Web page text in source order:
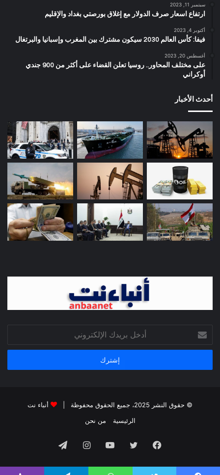
سبتمبر 11, 2023
ارتفاع اسعار صرف الدولار مع إغلاق بورصتي بغداد والإقليم
أكتوبر 4, 2023
فيفا: كأس العالم 2030 سيكون مشترك بين المغرب وإسبانيا والبرتغال
أغسطس 20, 2023
على مختلف المحاور.. روسيا تعلن القضاء على أكثر من 900 جندي
أوكراني
أحدث الأخبار
بريدك
الإلكتروني
© حقوق النشر 2025، جميع الحقوق محفوظة |
أنباء نت
الرئيسية
من نحن
فيسبوك تويتر يوتيوبانستقرامتيلقرام